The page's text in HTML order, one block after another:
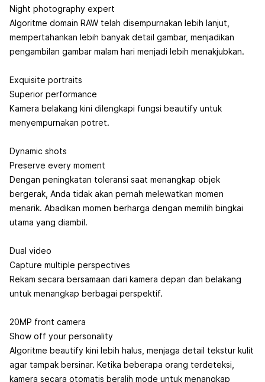
Night photography expert
Algoritme domain RAW telah disempurnakan lebih lanjut,
mempertahankan lebih banyak detail gambar, menjadikan
pengambilan gambar malam hari menjadi lebih menakjubkan.
Exquisite portraits
Superior performance
Kamera belakang kini dilengkapi fungsi beautify untuk
menyempurnakan potret.
Dynamic shots
Preserve every moment
Dengan peningkatan toleransi saat menangkap objek
bergerak, Anda tidak akan pernah melewatkan momen
menarik. Abadikan momen berharga dengan memilih bingkai
utama yang diambil.
Dual video
Capture multiple perspectives
Rekam secara bersamaan dari kamera depan dan belakang
untuk menangkap berbagai perspektif.
20MP front camera
Show off your personality
Algoritme beautify kini lebih halus, menjaga detail tekstur kulit
agar tampak bersinar. Ketika beberapa orang terdeteksi,
kamera secara otomatis beralih mode untuk menangkap